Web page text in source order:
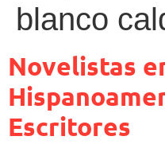
blanco
Novelistas
Escritores